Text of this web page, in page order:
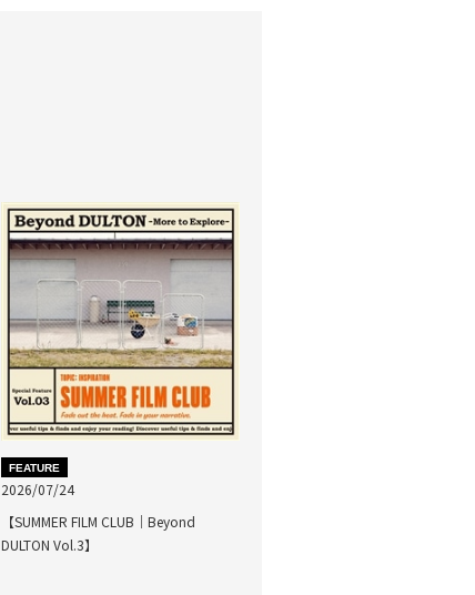
FEATURE
2026/07/24
【SUMMER FILM CLUB｜Beyond
DULTON Vol.3】